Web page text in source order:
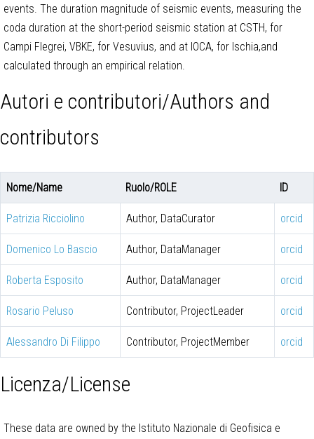
events. The duration magnitude of seismic events, measuring the
coda duration at the short-period seismic station at CSTH, for
Campi Flegrei, VBKE, for Vesuvius, and at IOCA, for Ischia,and
calculated through an empirical relation.
Autori e contributori/Authors and
contributors
Nome/Name Ruolo/ROLE ID
Patrizia Ricciolino Author, DataCurator orcid
Domenico Lo Bascio Author, DataManager orcid
Roberta Esposito Author, DataManager orcid
Rosario Peluso Contributor, ProjectLeader orcid
Alessandro Di Filippo Contributor, ProjectMember orcid
Licenza/License
These data are owned by the Istituto Nazionale di Geofisica e